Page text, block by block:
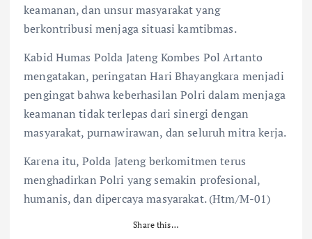
keamanan, dan unsur masyarakat yang
berkontribusi menjaga situasi kamtibmas.
Kabid Humas Polda Jateng Kombes Pol Artanto
mengatakan, peringatan Hari Bhayangkara menjadi
pengingat bahwa keberhasilan Polri dalam menjaga
keamanan tidak terlepas dari sinergi dengan
masyarakat, purnawirawan, dan seluruh mitra kerja.
Karena itu, Polda Jateng berkomitmen terus
menghadirkan Polri yang semakin profesional,
humanis, dan dipercaya masyarakat. (Htm/M-01)
Share this…